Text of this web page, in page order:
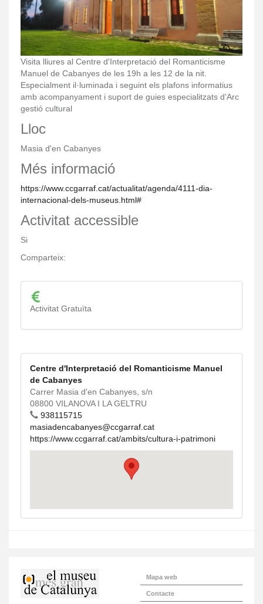
Visita lliures al Centre d'Interpretació del Romanticisme
Manuel de Cabanyes de les 19h a les 12 de la nit.
Especialment il·luminada i seguint els plafons informatius
amb acompanyament i suport de guies especialitzats d'Arc
gestió cultural
Lloc
Masia d'en Cabanyes
Més informació
https://www.ccgarraf.cat/actualitat/agenda/4111-dia-
internacional-dels-museus.html#
Activitat accessible
Si
Comparteix:
Activitat Gratuïta
Centre d'Interpretació del Romanticisme Manuel
de Cabanyes
Carrer Masia d'en Cabanyes, s/n
08800 VILANOVA I LA GELTRU
938115715
masiadencabanyes@ccgarraf.cat
https://www.ccgarraf.cat/ambits/cultura-i-patrimoni
Mapa web
Contacte